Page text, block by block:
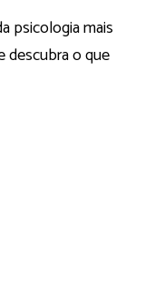
psicologia mais
descubra o que